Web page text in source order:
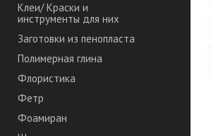
Клеи/ Краски и
инструменты для них
Заготовки из пенопласта
Полимерная глина
Флористика
Фетр
Фоамиран